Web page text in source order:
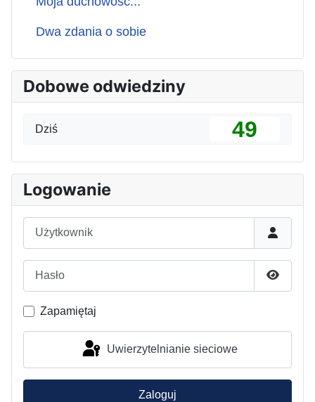
Dwa zdania o sobie
Dobowe odwiedziny
Dziś 49
Logowanie
Pokaż
Zapamiętaj
Uwierzytelnianie sieciowe
Zaloguj